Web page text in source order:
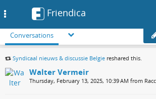
Friendica
Conversations
Syndicaal nieuws & discussie Belgie reshared this.
Walter Vermeir
Thursday, February 13, 2025, 10:39 AM from